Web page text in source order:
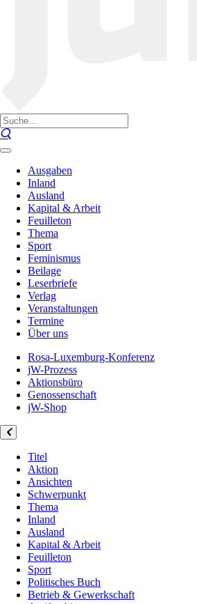
Ausgaben
Inland
Ausland
Kapital & Arbeit
Feuilleton
Thema
Sport
Feminismus
Beilage
Leserbriefe
Verlag
Veranstaltungen
Termine
Über uns
Rosa-Luxemburg-Konferenz
jW-Prozess
Aktionsbüro
Genossenschaft
jW-Shop
Titel
Aktion
Ansichten
Schwerpunkt
Thema
Inland
Ausland
Kapital & Arbeit
Feuilleton
Sport
Politisches Buch
Betrieb & Gewerkschaft